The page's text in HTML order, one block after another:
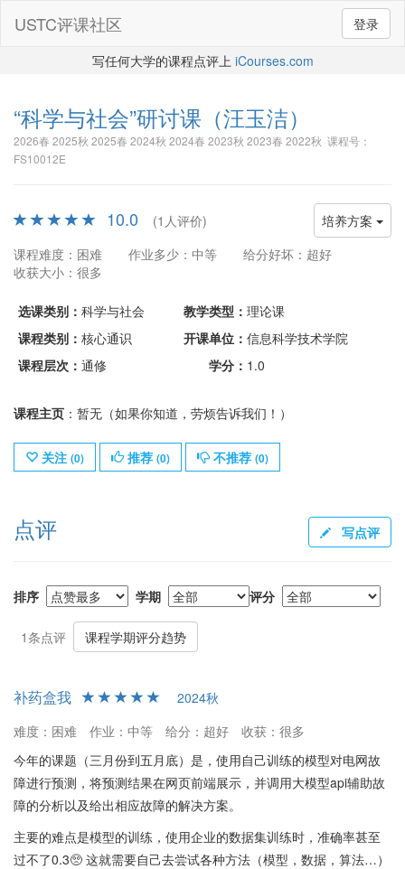
登录
USTC评课社区
写任何大学的课程点评上 iCourses.com
“科学与社会”研讨课 （汪玉洁）
2026春 2025秋 2025春 2024秋 2024春 2023秋 2023春 2022秋 课程号：
FS10012E
培养方案
10.0
(1人评价)
课程难度：困难
作业多少：中等
给分好坏：超好
收获大小：很多
选课类别： 科学与社会 教学类型： 理论课
课程类别： 核心通识 开课单位： 信息科学技术学院
课程层次： 通修 学分： 1.0
课程主页 ：暂无（如果你知道，劳烦告诉我们！）
关注 (0) 推荐 (0) 不推荐 (0)
点评 写点评
排序 学期 评分
1条点评 课程学期评分趋势
补药盒我
2024秋
难度：困难
作业：中等 给分：超好
收获：很多
今年的课题（三月份到五月底）是，使用自己训练的模型对电网故
障进行预测，将预测结果在网页前端展示，并调用大模型api辅助故
障的分析以及给出相应故障的解决方案。
主要的难点是模型的训练，使用企业的数据集训练时，准确率甚至
过不了0.3🥺 这就需要自己去尝试各种方法（模型，数据，算法…）